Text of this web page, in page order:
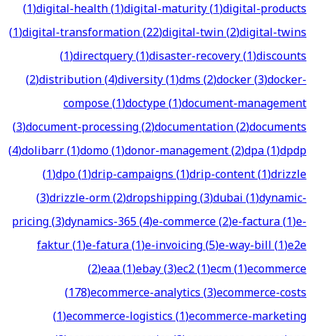
(1)digital-health(1)digital-maturity(1)digital-products
(1)digital-transformation(22)digital-twin(2)digital-twins
(1)directquery(1)disaster-recovery(1)discounts
(2)distribution(4)diversity(1)dms(2)docker(3)docker-
compose(1)doctype(1)document-management
(3)document-processing(2)documentation(2)documents
(4)dolibarr(1)domo(1)donor-management(2)dpa(1)dpdp
(1)dpo(1)drip-campaigns(1)drip-content(1)drizzle
(3)drizzle-orm(2)dropshipping(3)dubai(1)dynamic-
pricing(3)dynamics-365(4)e-commerce(2)e-factura(1)e-
faktur(1)e-fatura(1)e-invoicing(5)e-way-bill(1)e2e
(2)eaa(1)ebay(3)ec2(1)ecm(1)ecommerce
(178)ecommerce-analytics(3)ecommerce-costs
(1)ecommerce-logistics(1)ecommerce-marketing